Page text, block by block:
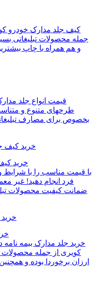
کیف جلد مدارک خودرو
جمله محصولات تبلیغاتی
و هم همراه با چاپ
قیمت انواع جلد
طرحهای متنوع و
بخصوص برای مصارف
خرید
فرد انجام دهید! غیر
ضمانت کیفیت محصولات
خرید جلد مدارک بیمه
کویری از جمله محصولات
ارزان برخوردا بوده و